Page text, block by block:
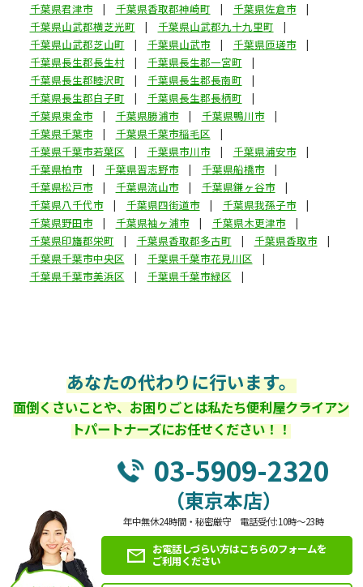
千葉県君津市
千葉県香取郡神崎町
千葉県佐倉市
千葉県山武郡横芝光町
千葉県山武郡九十九里町
千葉県山武郡芝山町
千葉県山武市
千葉県匝瑳市
千葉県長生郡長生村
千葉県長生郡一宮町
千葉県長生郡睦沢町
千葉県長生郡長南町
千葉県長生郡白子町
千葉県長生郡長柄町
千葉県東金市
千葉県勝浦市
千葉県鴨川市
千葉県千葉市
千葉県千葉市稲毛区
千葉県千葉市若葉区
千葉県市川市
千葉県浦安市
千葉県柏市
千葉県習志野市
千葉県船橋市
千葉県松戸市
千葉県流山市
千葉県鎌ヶ谷市
千葉県八千代市
千葉県四街道市
千葉県我孫子市
千葉県野田市
千葉県袖ヶ浦市
千葉県木更津市
千葉県印旛郡栄町
千葉県香取郡多古町
千葉県香取市
千葉県千葉市中央区
千葉県千葉市花見川区
千葉県千葉市美浜区
千葉県千葉市緑区
あなたの代わりに行います。
面倒くさいことや、お困りごとは私たち便利屋クライアン
トパートナーズにお任せください！！
03-5909-2320
（東京本店）
年中無休24時間・秘密厳守 電話受付:10時～23時
お電話しづらい方はこちらのフォームを
ご利用ください